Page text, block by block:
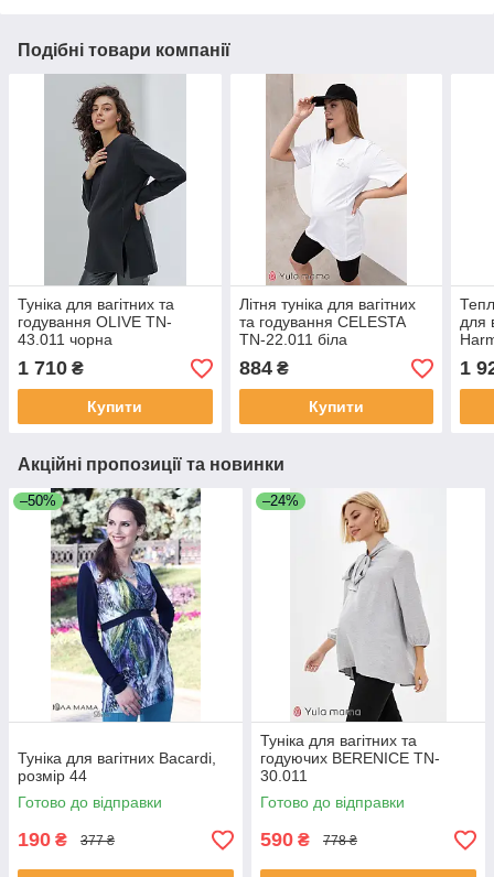
Подібні товари компанії
Туніка для вагітних та
годування OLIVE TN-
43.011 чорна
1 710 ₴
Купити
Літня туніка для вагітних
та годування CELESTA
TN-22.011 біла
884₴
Купити
для
1
Акційні пропозиції та новинки
–50%
Туніка для вагітних Bacardi,
розмір 44
Готово до відправки
190 ₴ 377 ₴
–24%
Туніка для вагітних та
годуючих BERENICE TN-
30.011
Готово до відправки
590 ₴ 778 ₴